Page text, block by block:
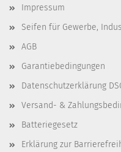
Impressum
Seifen für Gewerbe,
AGB
Garantiebedingungen
Datenschutzerklärung
Versand- &
Batteriegesetz
Erklärung zur